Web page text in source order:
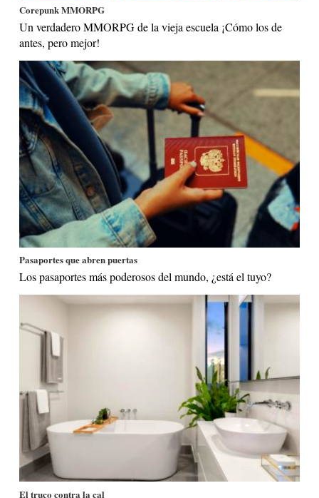
Corepunk MMORPG
Un verdadero MMORPG de la vieja escuela ¡Cómo los de
antes, pero mejor!
Pasaportes que abren puertas
Los pasaportes más poderosos del mundo, ¿está el tuyo?
El truco contra la cal